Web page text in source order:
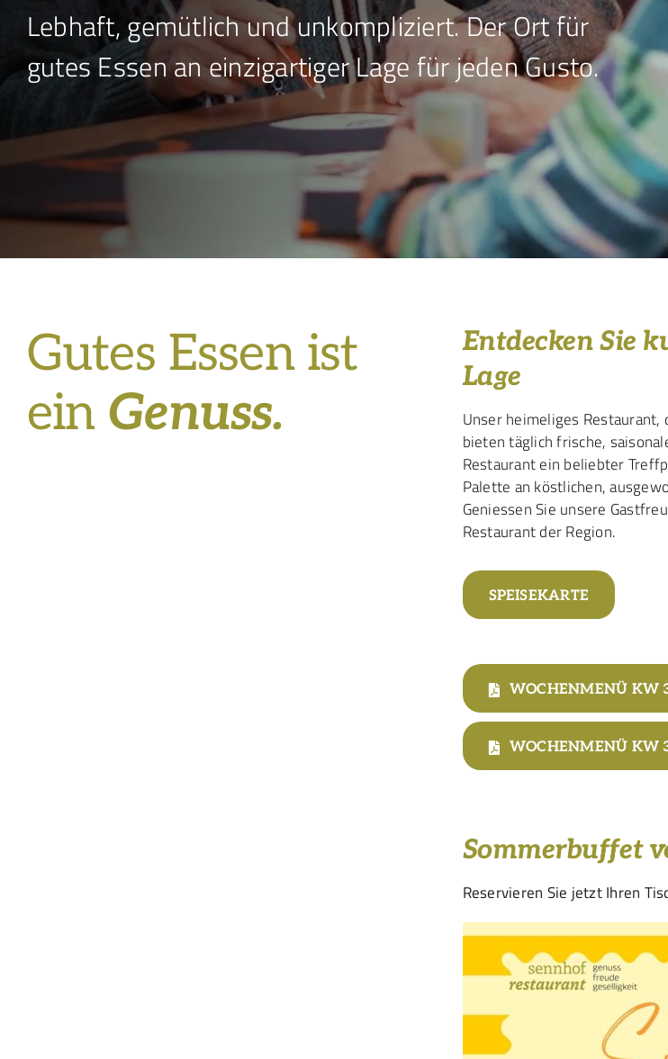
Lebhaft, gemütlich und unkompliziert. Der Ort für
gutes Essen an einzigartiger Lage für jeden Gusto.
Gutes Essen ist
ein Genuss.
Entdecken Sie
Lage
Unser heimeliges
bieten täglich frische,
Restaurant ein beliebter
Palette an köstlichen,
Geniessen Sie unsere
Restaurant der Region.
SPEISEKARTE
WOCHENMENÜ KW
WOCHENMENÜ KW
Sommerbuffet
Reservieren Sie jetzt Ihren